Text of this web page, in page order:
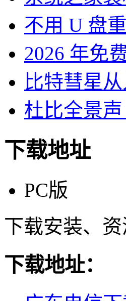
不用 U 盘
2026 年免
比特彗星
杜比全景
下载地址
PC版
下载安装、
下载地址：